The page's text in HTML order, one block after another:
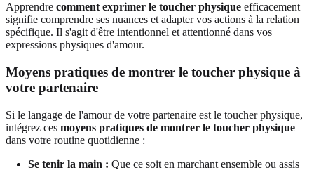
Apprendre comment exprimer le toucher physique efficacement
signifie comprendre ses nuances et adapter vos actions à la relation
spécifique. Il s'agit d'être intentionnel et attentionné dans vos
expressions physiques d'amour.
Moyens pratiques de montrer le toucher physique à
votre partenaire
Si le langage de l'amour de votre partenaire est le toucher physique,
intégrez ces moyens pratiques de montrer le toucher physique
dans votre routine quotidienne :
Se tenir la main : Que ce soit en marchant ensemble ou assis